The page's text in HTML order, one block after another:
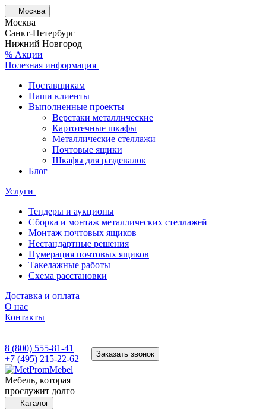
Москва
Москва
Санкт-Петербург
Нижний Новгород
% Акции
Полезная информация
Поставщикам
Наши клиенты
Выполненные проекты
Верстаки металлические
Картотечные шкафы
Металлические стеллажи
Почтовые ящики
Шкафы для раздевалок
Блог
Услуги
Тендеры и аукционы
Сборка и монтаж металлических стеллажей
Монтаж почтовых ящиков
Нестандартные решения
Нумерация почтовых ящиков
Такелажные работы
Схема расстановки
Доставка и оплата
О нас
Контакты
8 (800) 555-81-41
+7 (495) 215-22-62
Заказать звонок
Мебель, которая
прослужит долго
Каталог